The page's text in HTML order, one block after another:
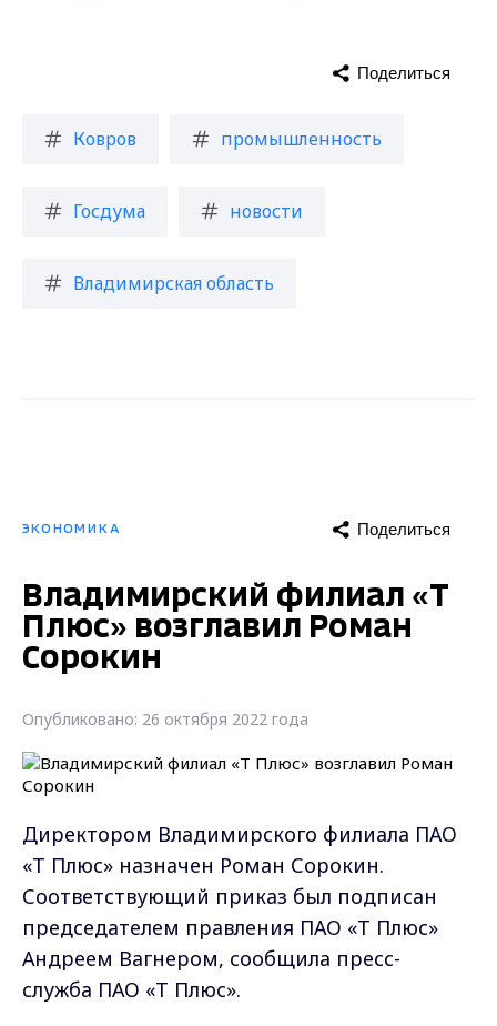
Ковров промышленность
Госдума новости
Владимирская область
Поделиться
ЭКОНОМИКА Поделиться
Владимирский филиал «Т
Плюс» возглавил Роман
Сорокин
Опубликовано: 26 октября 2022 года
Директором Владимирского филиала ПАО
«Т Плюс» назначен Роман Сорокин.
Соответствующий приказ был подписан
председателем правления ПАО «Т Плюс»
Андреем Вагнером, сообщила пресс-
служба ПАО «Т Плюс».